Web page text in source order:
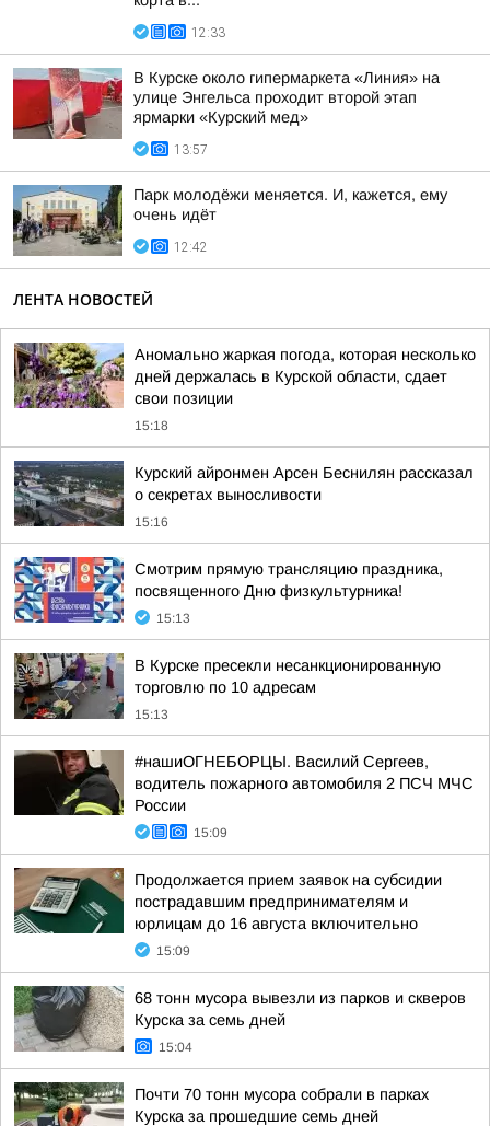
12:33
В Курске около гипермаркета «Линия» на
улице Энгельса проходит второй этап
ярмарки «Курский мед»
13:57
Парк молодёжи меняется. И, кажется, ему
очень идёт
12:42
ЛЕНТА НОВОСТЕЙ
Аномально жаркая погода, которая несколько
дней держалась в Курской области, сдает
свои позиции
15:18
Курский айронмен Арсен Беснилян рассказал
о секретах выносливости
15:16
Смотрим прямую трансляцию праздника,
посвященного Дню физкультурника!
15:13
В Курске пресекли несанкционированную
торговлю по 10 адресам
15:13
#нашиОГНЕБОРЦЫ. Василий Сергеев,
водитель пожарного автомобиля 2 ПСЧ МЧС
России
15:09
Продолжается прием заявок на субсидии
пострадавшим предпринимателям и
юрлицам до 16 августа включительно
15:09
68 тонн мусора вывезли из парков и скверов
Курска за семь дней
15:04
Почти 70 тонн мусора собрали в парках
Курска за прошедшие семь дней